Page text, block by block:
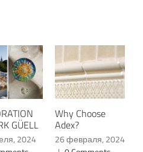
GÜELL
2024
Why Choose
Adex?
26 февраля, 2024